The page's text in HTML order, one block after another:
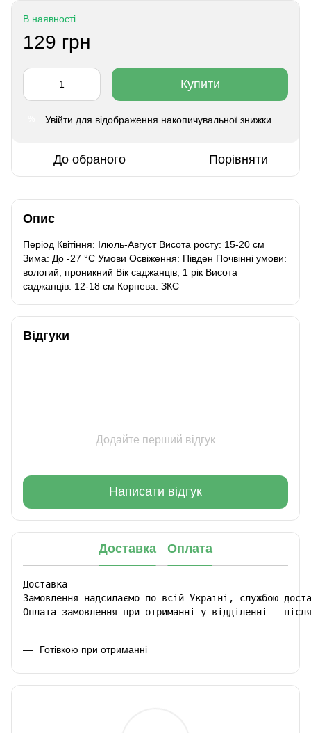
В наявності
129 грн
Купити
Увійти для відображення накопичувальної знижки
До обраного Порівняти
Опис
Період Квітіння: Ілюль-Август Висота росту: 15-20 см
Зима: До -27 °C Умови Освіження: Півден Почвінні умови:
вологий, проникний Вік саджанців; 1 рік Висота
саджанців: 12-18 см Корнева: ЗКС
Відгуки
Додайте перший відгук
Написати відгук
Доставка Оплата
Доставка
Замовлення надсилаємо по всій Україні, службою
Оплата замовлення при отриманні у відділенні –
Готівкою при отриманні